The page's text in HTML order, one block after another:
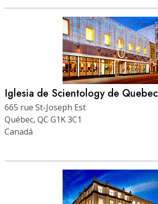
Iglesia de Scientology de Quebec
665 rue St-Joseph Est
Québec, QC G1K 3C1
Canadá